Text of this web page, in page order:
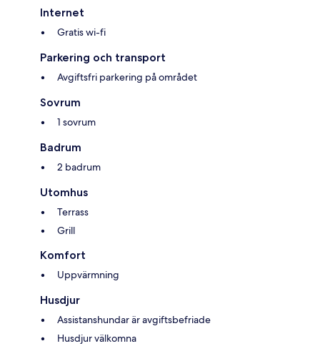
Internet
Gratis wi-fi
Parkering och transport
Avgiftsfri parkering på området
Sovrum
1 sovrum
Badrum
2 badrum
Utomhus
Terrass
Grill
Komfort
Uppvärmning
Husdjur
Assistanshundar är avgiftsbefriade
Husdjur välkomna